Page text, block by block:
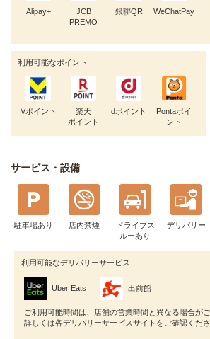
Alipay+
JCB
PREMO
銀聯QR WeChatPay
利用可能なポイント
Vポイント
楽天
ポイント
dポイント
Pontaポイ
ント
サービス・設備
駐車場あり 店内禁煙
ドライブス
ルーあり
デリバリー
利用可能なデリバリーサービス
Uber Eats 出前館
ご利用可能時間は、店舗の営業時間と異なる場合がご
詳しくは各デリバリーサービスサイトをご確認くださ